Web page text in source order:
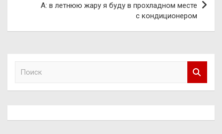
А: в летнюю жару я буду в прохладном месте
с кондиционером